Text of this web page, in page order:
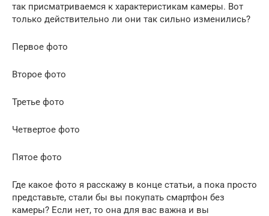
так присматриваемся к характеристикам камеры. Вот
только действительно ли они так сильно изменились?
Первое фото
Второе фото
Третье фото
Четвертое фото
Пятое фото
Где какое фото я расскажу в конце статьи, а пока просто
представьте, стали бы вы покупать смартфон без
камеры? Если нет, то она для вас важна и вы